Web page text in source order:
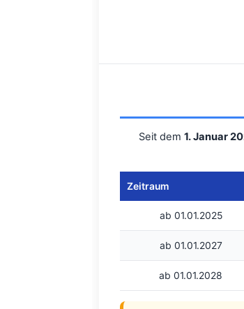
Seit dem 1. Januar
Zeitraum
ab 01.01.2025
ab 01.01.2027
ab 01.01.2028